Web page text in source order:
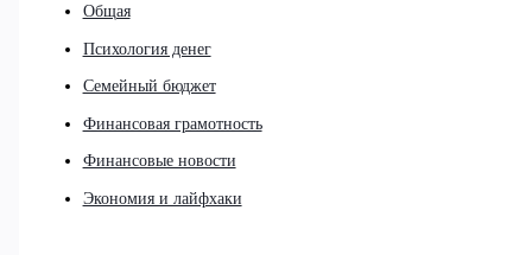
Общая
Психология денег
Семейный бюджет
Финансовая грамотность
Финансовые новости
Экономия и лайфхаки